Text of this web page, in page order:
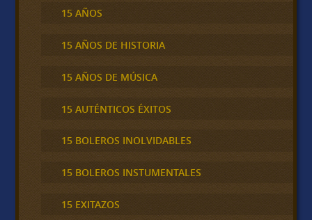
15 AÑOS
15 AÑOS DE HISTORIA
15 AÑOS DE MÚSICA
15 AUTÉNTICOS ÉXITOS
15 BOLEROS INOLVIDABLES
15 BOLEROS INSTUMENTALES
15 EXITAZOS